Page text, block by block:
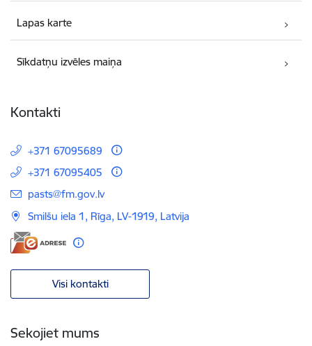
Lapas karte
Sīkdatņu izvēles maiņa
Kontakti
+371 67095689
+371 67095405
E-pasts:
pasts@fm.gov.lv
Smilšu iela 1, Rīga, LV-1919, Latvija
Visi kontakti
Sekojiet mums